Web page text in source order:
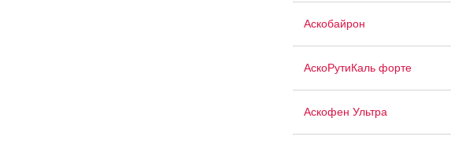
Аскобайрон
АскоРутиКаль форте
Аскофен Ультра